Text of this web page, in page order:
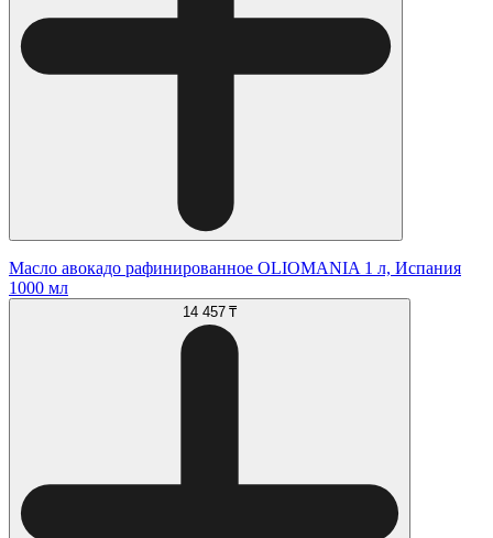
Масло авокадо рафинированное OLIOMANIA 1 л, Испания
1000 мл
14 457 ₸